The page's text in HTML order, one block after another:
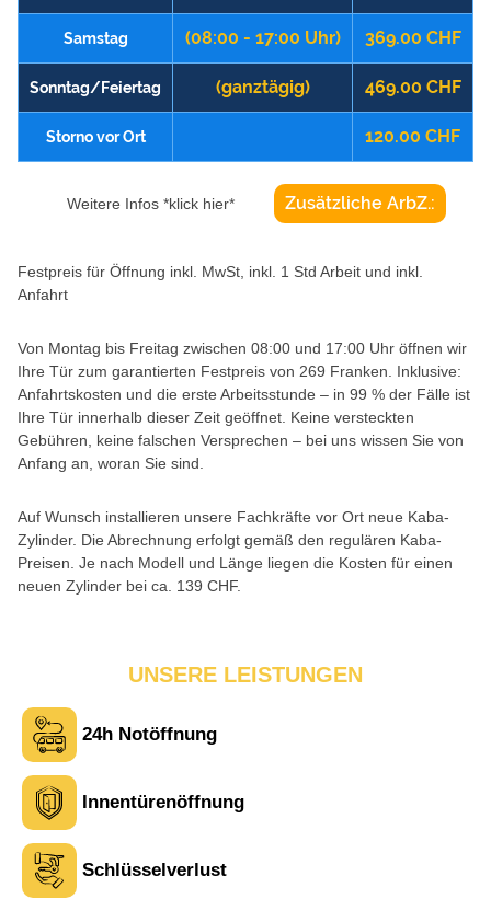
Samstag (08:00 - 17:00 Uhr) 369.00 CHF
Sonntag/Feiertag (ganztägig) 469.00 CHF
Storno vor Ort 120.00 CHF
Weitere Infos *klick hier* Zusätzliche ArbZ.:
Festpreis für Öffnung inkl. MwSt, inkl. 1 Std Arbeit und inkl.
Anfahrt
Von Montag bis Freitag zwischen 08:00 und 17:00 Uhr öffnen wir
Ihre Tür zum garantierten Festpreis von 269 Franken. Inklusive:
Anfahrtskosten und die erste Arbeitsstunde – in 99 % der Fälle ist
Ihre Tür innerhalb dieser Zeit geöffnet. Keine versteckten
Gebühren, keine falschen Versprechen – bei uns wissen Sie von
Anfang an, woran Sie sind.
Auf Wunsch installieren unsere Fachkräfte vor Ort neue Kaba-
Zylinder. Die Abrechnung erfolgt gemäß den regulären Kaba-
Preisen. Je nach Modell und Länge liegen die Kosten für einen
neuen Zylinder bei ca. 139 CHF.
UNSERE LEISTUNGEN
24h Notöffnung
Innentürenöffnung
Schlüsselverlust